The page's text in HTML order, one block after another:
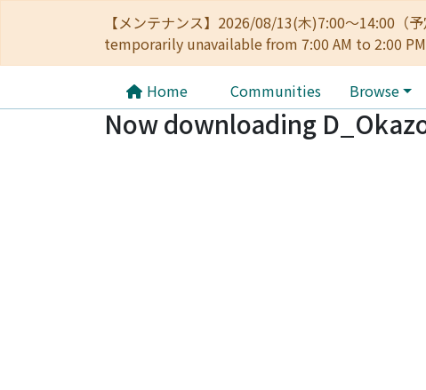
【メンテナンス】2026/08/13(木)7:00～14:00
temporarily unavailable from 7:00 AM to 2:00
Home Communities Browse
Now downloading